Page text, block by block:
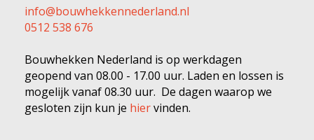
info@bouwhekkennederland.nl
0512 538 676
Bouwhekken Nederland is op werkdagen
geopend van 08.00 - 17.00 uur. Laden en lossen is
mogelijk vanaf 08.30 uur. De dagen waarop we
gesloten zijn kun je hiervinden.